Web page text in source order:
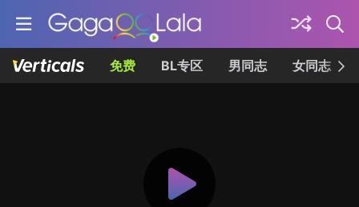
免费 BL专区 男同志 女同志